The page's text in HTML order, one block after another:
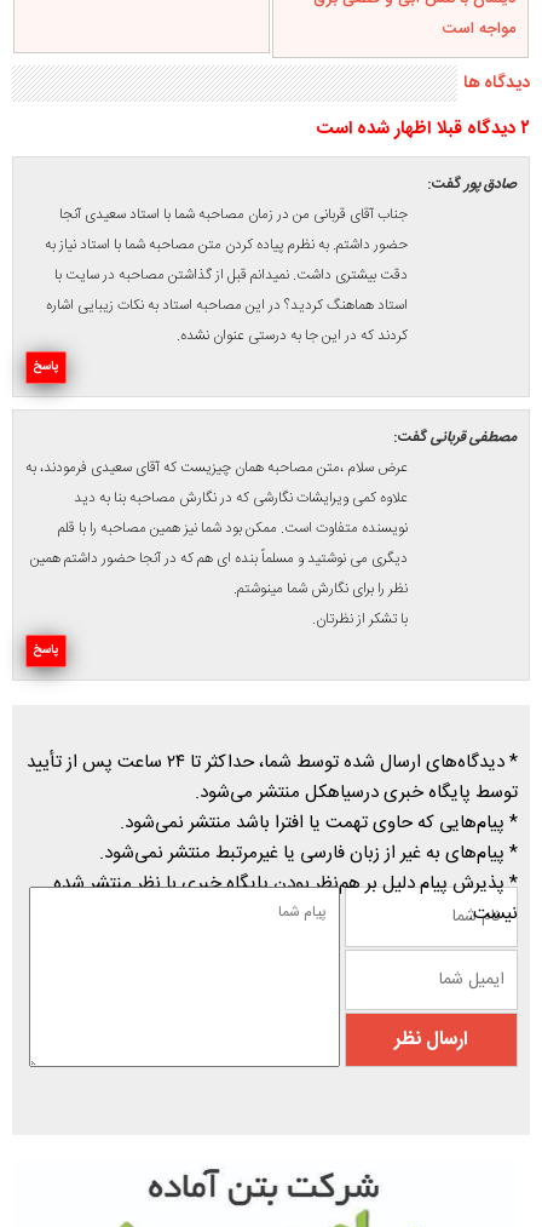
مواجه است
دیدگاه ها
۲ ديدگاه قبلا اظهار شده است
صادق پورگفت:
جناب آقای قربانی من در زمان مصاحبه شما با استاد سعیدی آنجا
حضور داشتم. به نظرم پیاده کردن متن مصاحبه شما با استاد نیاز به
دقت بیشتری داشت. نمیدانم قبل از گذاشتن مصاحبه در سایت با
استاد هماهنگ کردید؟ در این مصاحبه استاد به نکات زیبایی اشاره
کردند که در این جا به درستی عنوان نشده.
پاسخ
مصطفی قربانیگفت:
عرض سلام ،متن مصاحبه همان چیزیست که آقای سعیدی فرمودند، به
علاوه کمی ویرایشات نگارشی که در نگارش مصاحبه بنا به دید
نویسنده متفاوت است. ممکن بود شما نیز همین مصاحبه را با قلم
دیگری می نوشتید و مسلماً بنده ای هم که در آنجا حضور داشتم همین
نظر را برای نگارش شما مینوشتم.
با تشکر از نظرتان.
پاسخ
* دیدگاه‌های ارسال شده توسط شما، حداکثر تا ۲۴ ساعت پس از تأیید
توسط پایگاه خبری درسیاهکل منتشر می‌شود.
* پیام‌هایی که حاوی تهمت یا افترا باشد منتشر نمی‌شود.
* پیام‌های به غیر از زبان فارسی یا غیرمرتبط منتشر نمی‌شود.
* پذیرش پیام دلیل بر هم‌نظر بودن پایگاه خبری با نظر منتشر شده
نیست.